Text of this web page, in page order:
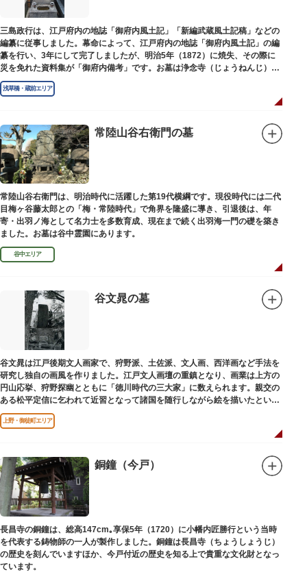
三島政行は、江戸府内の地誌「御府内風土記」「新編武蔵風土記稿」などの
編纂に従事しました。幕命によって、江戸府内の地誌「御府内風土記」の編
纂を行い、3年にして完了しましたが、明治5年（1872）に焼失、その際に
災を免れた資料集が「御府内備考」です。お墓は浄念寺（じょうねんじ）境
内にあります。
浅草橋・蔵前エリア
常陸山谷右衛門の墓
常陸山谷右衛門は、明治時代に活躍した第19代横綱です。現役時代には二代
目梅ヶ谷藤太郎との「梅・常陸時代」で角界を隆盛に導き、引退後は、年
寄・出羽ノ海として名力士を多数育成、現在まで続く出羽海一門の礎を築き
ました。お墓は谷中霊園にあります。
谷中エリア
谷文晁の墓
谷文晁は江戸後期文人画家で、狩野派、土佐派、文人画、西洋画など手法を
研究し独自の画風を作りました。江戸文人画壇の重鎮となり、画業は上方の
円山応挙、狩野探幽とともに「徳川時代の三大家」に数えられます。親交の
ある松平定信に乞われて近習となって諸国を随行しながら絵を描いたといわ
れています。お墓は源空寺（げんくうじ）にあります。
上野・御徒町エリア
銅鐘（今戸）
長昌寺の銅鐘は、総高147cm｡享保5年（1720）に小幡内匠勝行という当時
を代表する鋳物師の一人が製作しました。銅鐘は長昌寺（ちょうしょうじ）
の歴史を刻んでいますほか、今戸付近の歴史を知る上で貴重な文化財となっ
ています。